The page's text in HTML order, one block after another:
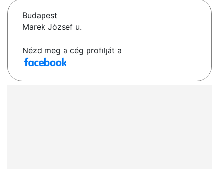
Budapest
Marek József u.
Nézd meg a cég profilját a